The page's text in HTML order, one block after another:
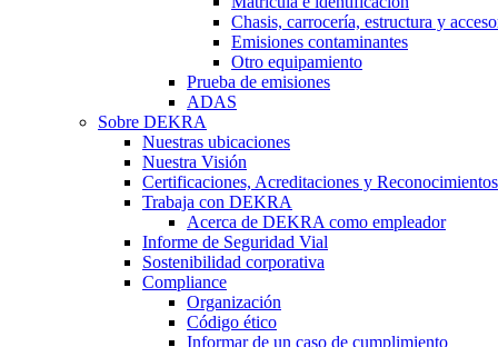
Chasis, carrocería, estructura y
Emisiones contaminantes
Otro equipamiento
Prueba de emisiones
ADAS
Sobre DEKRA
Nuestras ubicaciones
Nuestra Visión
Certificaciones, Acreditaciones y Reconocimientos
Trabaja con DEKRA
Acerca de DEKRA como empleador
Informe de Seguridad Vial
Sostenibilidad corporativa
Compliance
Organización
Código ético
Informar de un caso de cumplimiento